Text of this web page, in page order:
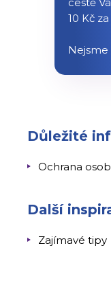
10 Kč
Nejsme
Důležité
Ochrana
Další
Zajímavé tipy